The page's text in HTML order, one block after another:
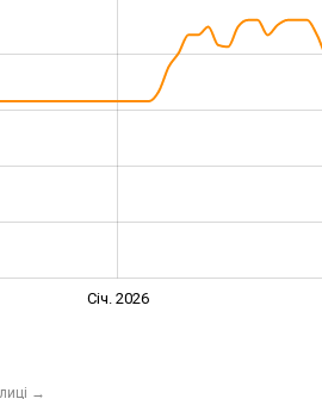
Січ. 2026
→